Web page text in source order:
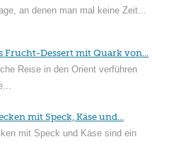
an denen man mal keine Zeit...
Frucht-Dessert mit Quark von...
Reise in den Orient verführen
mit Speck, Käse und...
mit Speck und Käse sind ein